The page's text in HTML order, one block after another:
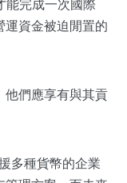
能完成一次國際
運資金被迫閒置的
他們應享有與其貢
多種貨幣的企業